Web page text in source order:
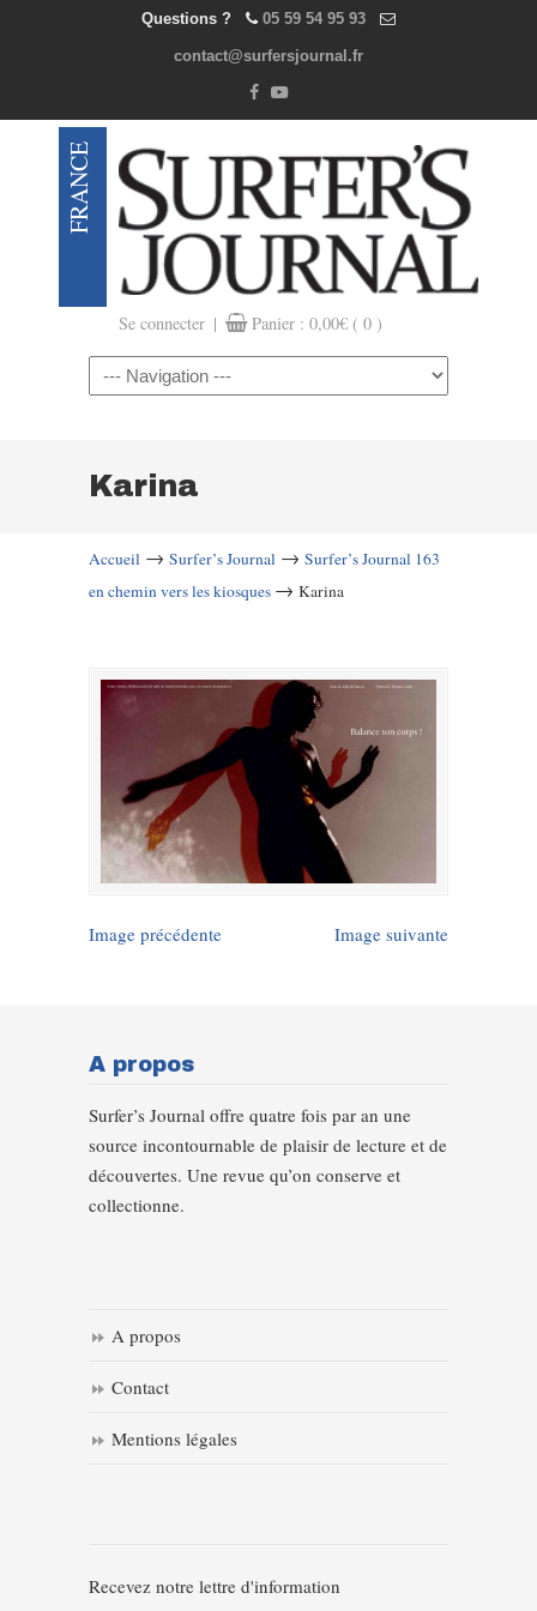
Questions ? 05 59 54 95 93
contact@surfersjournal.fr
Se connecter | Panier : 0,00€ ( 0 )
Navigation
Karina
Accueil → Surfer’s Journal → Surfer’s Journal 163
en chemin vers les kiosques → Karina
Image précédente Image suivante
A propos
Surfer’s Journal offre quatre fois par an une
source incontournable de plaisir de lecture et de
découvertes. Une revue qu’on conserve et
collectionne.
A propos
Contact
Mentions légales
Recevez notre lettre d'information